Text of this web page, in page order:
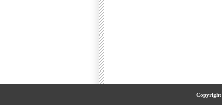
Copyright